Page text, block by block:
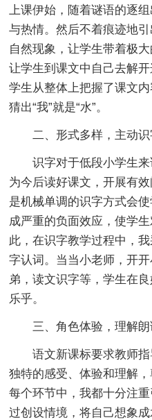
上课伊始，随着谜语的逐
与热情。然后不着痕迹地
自然现象，让学生带着极
让学生到课文中自己去解
学生从整体上把握了课文
猜出“我”就是“水”。
二、形式多样，主动
识字对于低段小学生
为今后读好课文，开展有
是机械单调的识字方式会
成严重的负面效应，使学
此，在识字教学过程中，
字认词。当当小老师，开
弟，读文识字等，学生在
乐乎。
三、角色体验，理解
语文新课标要求教师
独特的感受、体验和理解
每个环节中，我都十分注
过创设情境，将自己想象